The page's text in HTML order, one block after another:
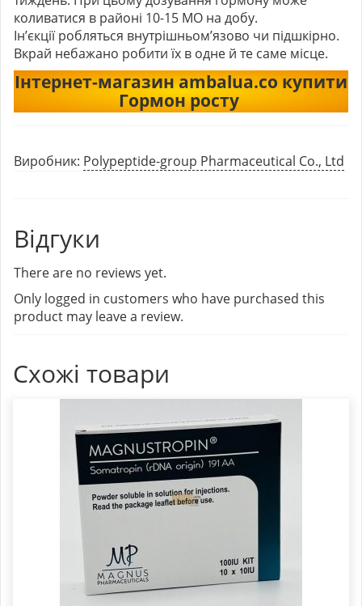
коливатися в районі 10-15 МО на добу.
Ін’єкції робляться внутрішньом’язово чи підшкірно.
Вкрай небажано робити їх в одне й те саме місце.
Інтернет-магазин ambalua.co купити
Гормон росту
Виробник: Polypeptide-group Pharmaceutical Co., Ltd
Відгуки
There are no reviews yet.
Only logged in customers who have purchased this
product may leave a review.
Схожі товари